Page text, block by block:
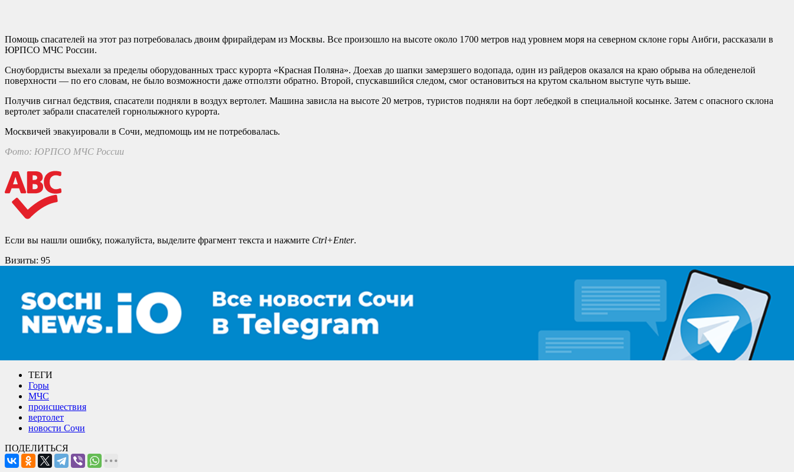
Помощь спасателей на этот раз потребовалась двоим фрирайдерам из Москвы. Все произошло на высоте около 1700 метров над уровнем моря на северном склоне горы Аибги, рассказали в
ЮРПСО МЧС России.
Сноубордисты выехали за пределы оборудованных трасс курорта «Красная Поляна». Доехав до шапки замерзшего водопада, один из райдеров оказался на краю обрыва на обледенелой
поверхности — по его словам, не было возможности даже отползти обратно. Второй, спускавшийся следом, смог остановиться на крутом скальном выступе чуть выше.
Получив сигнал бедствия, спасатели подняли в воздух вертолет. Машина зависла на высоте 20 метров, туристов подняли на борт лебедкой в специальной косынке. Затем с опасного склона
вертолет забрали спасателей горнолыжного курорта.
Москвичей эвакуировали в Сочи, медпомощь им не потребовалась.
Фото: ЮРПСО МЧС России
Если вы нашли ошибку, пожалуйста, выделите фрагмент текста и нажмите Ctrl+Enter.
Визиты: 95
ТЕГИ
Горы
МЧС
происшествия
вертолет
новости Сочи
ПОДЕЛИТЬСЯ